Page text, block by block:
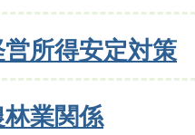
所得安定対策
林業関係